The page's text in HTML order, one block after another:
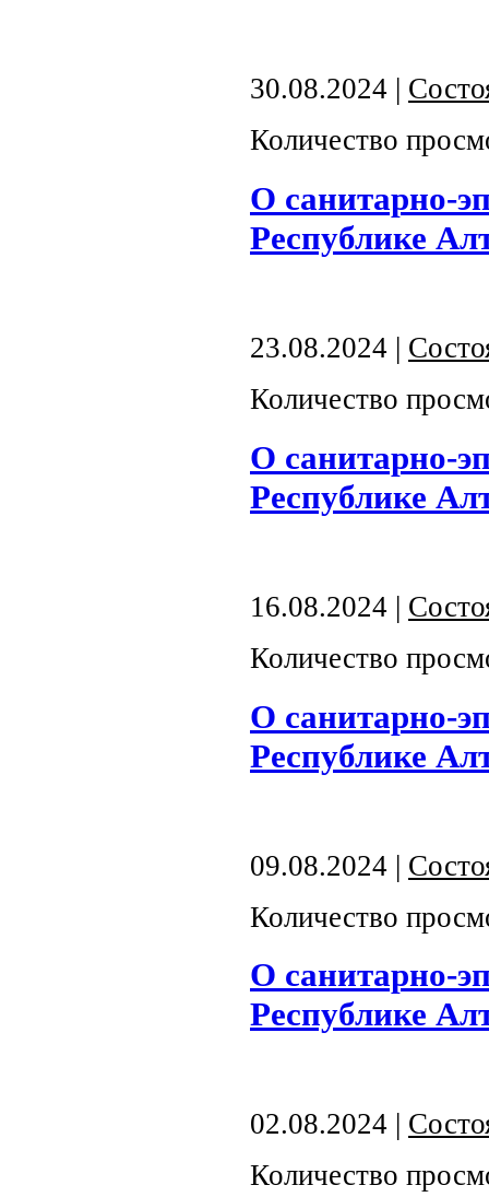
30.08.2024 |
Количество
О санитарно-
Республике
23.08.2024 |
Количество
О санитарно-
Республике
16.08.2024 |
Количество
О санитарно-
Республике
09.08.2024 |
Количество
О санитарно-
Республике
02.08.2024 |
Количество